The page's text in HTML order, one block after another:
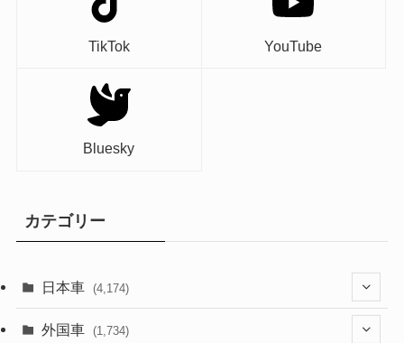
TikTok YouTube
Bluesky
カテゴリー
日本車 (4,174)
(1,321)
外国車 (1,734)